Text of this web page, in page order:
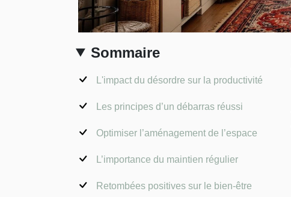
Sommaire
L'impact du désordre sur la productivité
Les principes d’un débarras réussi
Optimiser l’aménagement de l’espace
L’importance du maintien régulier
Retombées positives sur le bien-être